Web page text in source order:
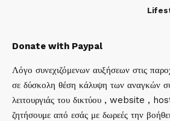
Donate with Paypal
Λόγο συνεχιζόμενων αυξήσεων στις
σε δύσκολη θέση κάλυψη των αναγκών
λειτουργιάς του δικτύου , website ,
ζητήσουμε από εσάς με δωρεές την